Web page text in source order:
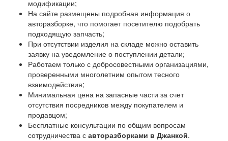
модификации;
На сайте размещены подробная информация о
авторазборке, что помогает посетителю подобрать
подходящую запчасть;
При отсутствии изделия на складе можно оставить
заявку на уведомление о поступлении детали;
Работаем только с добросовестными организациями,
проверенными многолетним опытом тесного
взаимодействия;
Минимальная цена на запасные части за счет
отсутствия посредников между покупателем и
продавцом;
Бесплатные консультации по общим вопросам
сотрудничества с авторазборками в Джанкой.